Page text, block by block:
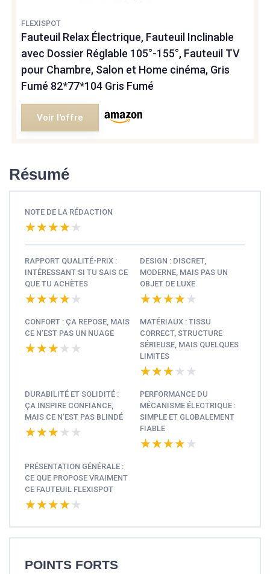
FLEXISPOT
Fauteuil Relax Électrique, Fauteuil Inclinable
avec Dossier Réglable 105°-155°, Fauteuil TV
pour Chambre, Salon et Home cinéma, Gris
Fumé 82*77*104 Gris Fumé
Voir l'offre
Résumé
NOTE DE LA RÉDACTION
★★★★★
★★★★★
RAPPORT QUALITÉ-PRIX :
INTÉRESSANT SI TU SAIS CE
QUE TU ACHÈTES
★★★★★
★★★★★
DESIGN : DISCRET,
MODERNE, MAIS PAS UN
OBJET DE LUXE
★★★★★
★★★★★
CONFORT : ÇA REPOSE, MAIS
CE N’EST PAS UN NUAGE
★★★★★
★★★★★
MATÉRIAUX : TISSU
CORRECT, STRUCTURE
SÉRIEUSE, MAIS QUELQUES
LIMITES
★★★★★
★★★★★
DURABILITÉ ET SOLIDITÉ :
ÇA INSPIRE CONFIANCE,
MAIS CE N’EST PAS BLINDÉ
★★★★★
★★★★★
PERFORMANCE DU
MÉCANISME ÉLECTRIQUE :
SIMPLE ET GLOBALEMENT
FIABLE
★★★★★
★★★★★
PRÉSENTATION GÉNÉRALE :
CE QUE PROPOSE VRAIMENT
CE FAUTEUIL FLEXISPOT
★★★★★
★★★★★
POINTS FORTS